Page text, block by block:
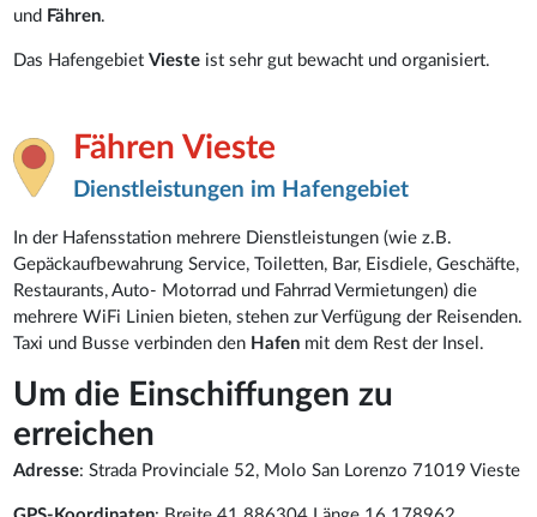
und Fähren.
Das HafengebietVieste ist sehr gut bewacht und organisiert.
Fähren Vieste
Dienstleistungen im Hafengebiet
In der Hafensstation mehrere Dienstleistungen (wie z.B.
Gepäckaufbewahrung Service, Toiletten, Bar, Eisdiele, Geschäfte,
Restaurants, Auto- Motorrad und Fahrrad Vermietungen) die
mehrere WiFi Linien bieten, stehen zur Verfügung der Reisenden.
Taxi und Busse verbinden den Hafen mit dem Rest der Insel.
Um die Einschiffungen zu
erreichen
Adresse: Strada Provinciale 52, Molo San Lorenzo 71019 Vieste